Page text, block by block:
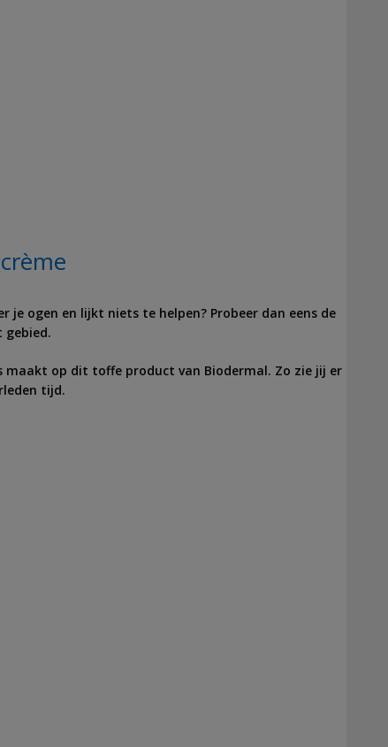
je ogen en lijkt niets te helpen? Probeer dan eens de
gebied.
maakt op dit toffe product van Biodermal. Zo zie jij er
tijd.